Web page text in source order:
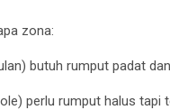
zona:
butuh rumput padat
perlu rumput halus tapi